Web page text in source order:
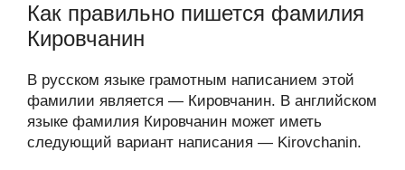
Как правильно пишется фамилия
Кировчанин
В русском языке грамотным написанием этой
фамилии является — Кировчанин. В английском
языке фамилия Кировчанин может иметь
следующий вариант написания — Kirovchanin.